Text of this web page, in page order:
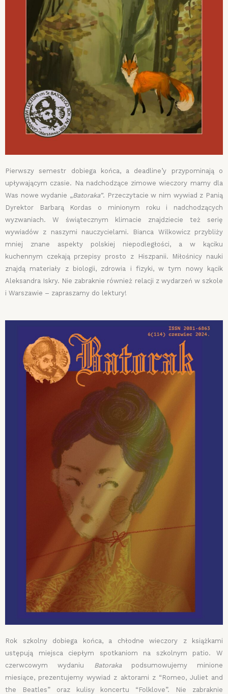
Pierwszy semestr dobiega końca, a deadline’y przypominają o
upływającym czasie. Na nadchodzące zimowe wieczory mamy dla
Was nowe wydanie „Batoraka”. Przeczytacie w nim wywiad z Panią
Dyrektor Barbarą Kordas o minionym roku i nadchodzących
wyzwaniach. W świątecznym klimacie znajdziecie też serię
wywiadów z naszymi nauczycielami. Bianca Wilkowicz przybliży
mniej znane aspekty polskiej niepodległości, a w kąciku
kuchennym czekają przepisy prosto z Hiszpanii. Miłośnicy nauki
znajdą materiały z biologii, zdrowia i fizyki, w tym nowy kącik
Aleksandra Iskry. Nie zabraknie również relacji z wydarzeń w szkole
i Warszawie – zapraszamy do lektury!
Rok szkolny dobiega końca, a chłodne wieczory z książkami
ustępują miejsca ciepłym spotkaniom na szkolnym patio. W
czerwcowym wydaniu Batorakapodsumowujemy minione
miesiące, prezentujemy wywiad z aktorami z “Romeo, Juliet and
the Beatles” oraz kulisy koncertu “Folklove”. Nie zabraknie